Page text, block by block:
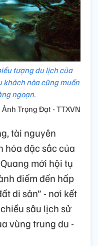
tượng du lịch của
khách nòa cũng muốn
ngoạn.
Ảnh Trọng Đạt - TTXVN
tài nguyên
hóa đặc sắc của
mới hội tụ
điểm đến hấp
di sản” - nơi kết
sâu lịch sử
vùng trung du -